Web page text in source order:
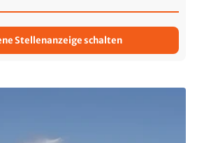
Stellenanzeige schalten